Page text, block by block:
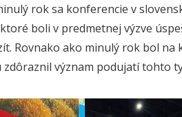
rok sa konferencie v
boli v predmetnej výzve
Rovnako ako minulý rok bol
význam podujatí tohto